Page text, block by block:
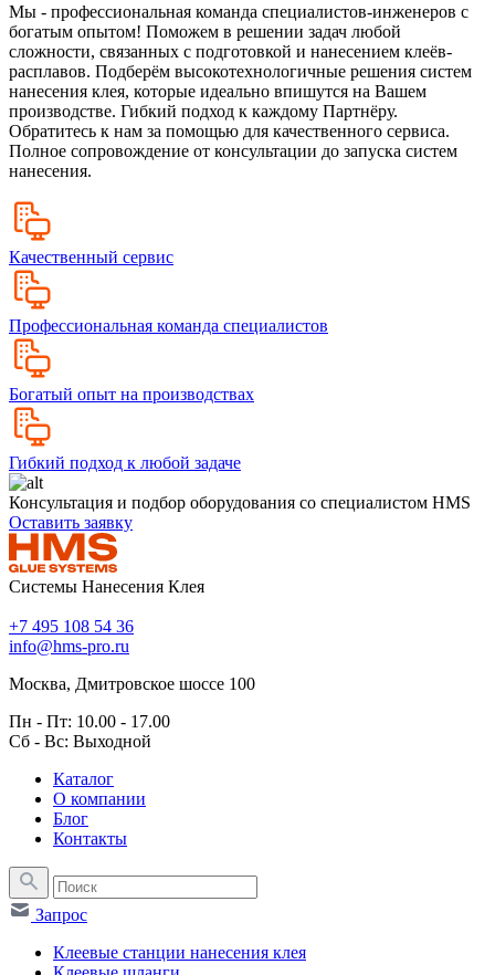
Мы - профессиональная команда специалистов-инженеров с
богатым опытом! Поможем в решении задач любой
сложности, связанных с подготовкой и нанесением клеёв-
расплавов. Подберём высокотехнологичные решения систем
нанесения клея, которые идеально впишутся на Вашем
производстве. Гибкий подход к каждому Партнёру.
Обратитесь к нам за помощью для качественного сервиса.
Полное сопровождение от консультации до запуска систем
нанесения.
Качественный сервис
Профессиональная команда специалистов
Богатый опыт на производствах
Гибкий подход к любой задаче
Консультация и подбор оборудования со специалистом HMS
Оставить заявку
Системы Нанесения Клея
+7 495 108 54 36
info@hms-pro.ru
Москва, Дмитровское шоссе 100
Пн - Пт: 10.00 - 17.00
Сб - Вс: Выходной
Каталог
О компании
Блог
Контакты
Запрос
Клеевые станции нанесения клея